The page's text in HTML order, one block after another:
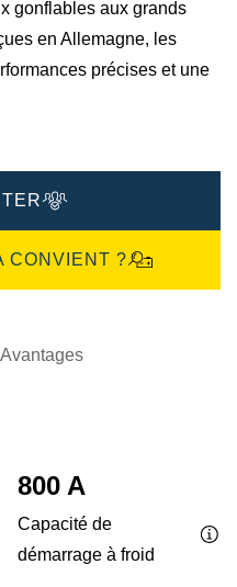
gonflables aux grands
en Allemagne, les
précises et une
CONVIENT ?
Avantages
800 A
Capacité de
démarrage à froid